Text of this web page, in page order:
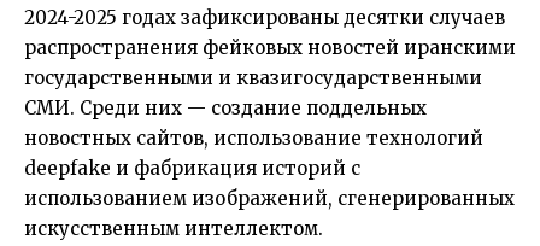
2024-2025 годах зафиксированы десятки случаев
распространения фейковых новостей иранскими
государственными и квазигосударственными
СМИ. Среди них — создание поддельных
новостных сайтов, использование технологий
deepfake и фабрикация историй с
использованием изображений, сгенерированных
искусственным интеллектом.